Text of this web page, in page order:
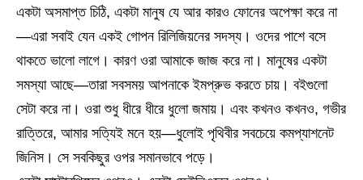
একটা অসমাপ্ত চিঠি, একটা মানুষ যে আর কারও ফোনের অপেক্ষা করে না
—এরা সবাই যেন একই গোপন রিলিজিয়নের সদস্য। ওদের পাশে বসে
থাকতে ভালো লাগে। কারণ ওরা আমাকে জাজ করে না। মানুষের একটা
সমস্যা আছে—তারা সবসময় আপনাকে ইমপ্রুভ করতে চায়। বইগুলো
সেটা করে না। ওরা শুধু ধীরে ধীরে ধুলো জমায়। এবং কখনও কখনও, গভীর
রাত্তিরে, আমার সত্যিই মনে হয়—ধুলোই পৃথিবীর সবচেয়ে কমপ্যাশনেট
জিনিস। সে সবকিছুর ওপর সমানভাবে পড়ে।